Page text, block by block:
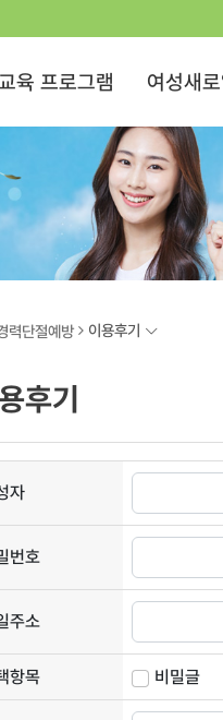
육 프로그램 여성새
력단절예방 이용후기
후기
자
번호
주소
항목 비밀글